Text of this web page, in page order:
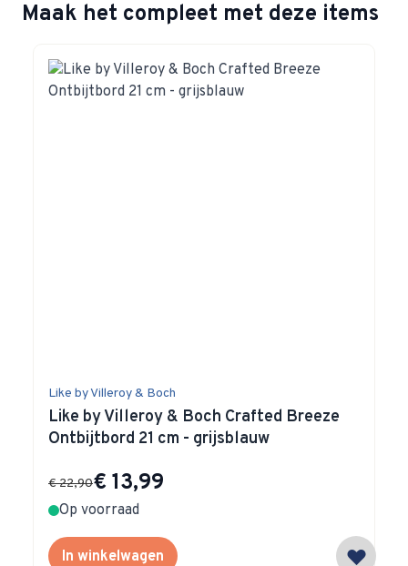
Maak het compleet met deze items
Like by Villeroy & Boch
Like by Villeroy & Boch Crafted Breeze
Ontbijtbord 21 cm - grijsblauw
Special Price
€ 13,99
€ 22,90
Op voorraad
In winkelwagen